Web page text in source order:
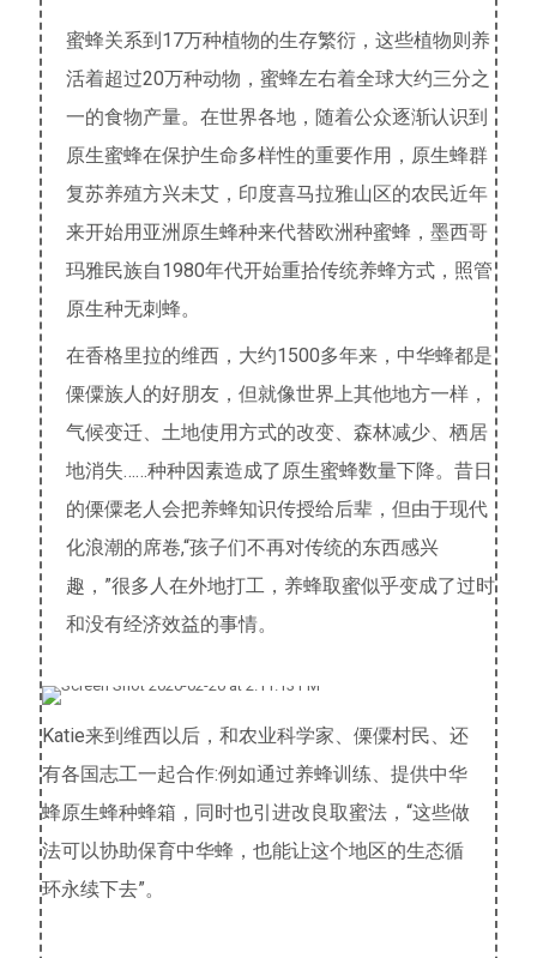
蜜蜂关系到17万种植物的生存繁衍，这些植物则养
活着超过20万种动物，蜜蜂左右着全球大约三分之
一的食物产量。在世界各地，随着公众逐渐认识到
原生蜜蜂在保护生命多样性的重要作用，原生蜂群
复苏养殖方兴未艾，印度喜马拉雅山区的农民近年
来开始用亚洲原生蜂种来代替欧洲种蜜蜂，墨西哥
玛雅民族自1980年代开始重拾传统养蜂方式，照管
原生种无刺蜂。
在香格里拉的维西，大约1500多年来，中华蜂都是
傈僳族人的好朋友，但就像世界上其他地方一样，
气候变迁、土地使用方式的改变、森林减少、栖居
地消失……种种因素造成了原生蜜蜂数量下降。昔日
的傈僳老人会把养蜂知识传授给后辈，但由于现代
化浪潮的席卷,“孩子们不再对传统的东西感兴
趣，”很多人在外地打工，养蜂取蜜似乎变成了过时
和没有经济效益的事情。
Katie来到维西以后，和农业科学家、傈僳村民、还
有各国志工一起合作:例如通过养蜂训练、提供中华
蜂原生蜂种蜂箱，同时也引进改良取蜜法，“这些做
法可以协助保育中华蜂，也能让这个地区的生态循
环永续下去”。